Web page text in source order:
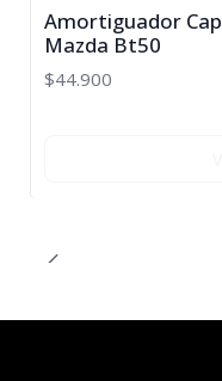
Amortiguador
Mazda Bt50
$44.900